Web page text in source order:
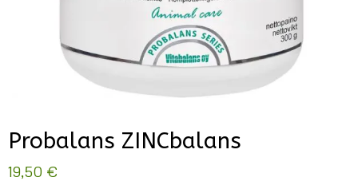
Probalans ZINCbalans
19,50 €